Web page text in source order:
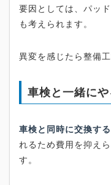
要因としては、パッ
も考えられます。
異変を感じたら整備
車検と一緒に
車検と同時に交換す
れるため費用を抑え
す。